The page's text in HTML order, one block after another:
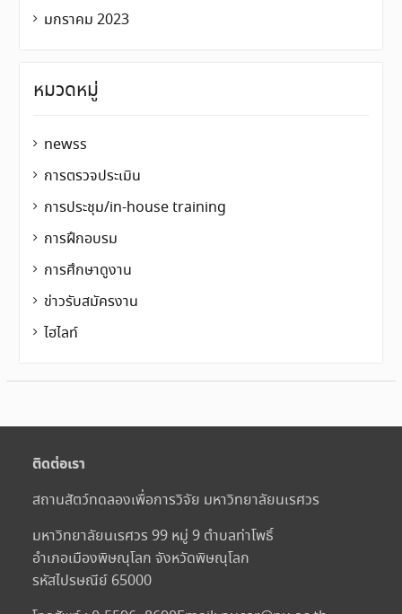
มกราคม 2023
หมวดหมู่
newss
การตรวจประเมิน
การประชุม/in-house training
การฝึกอบรม
การศึกษาดูงาน
ข่าวรับสมัครงาน
ไฮไลท์
ติดต่อเรา
สถานสัตว์ทดลองเพื่อการวิจัย มหาวิทยาลัยนเรศวร
มหาวิทยาลัยนเรศวร 99 หมู่ 9 ตำบลท่าโพธิ์
อำเภอเมืองพิษณุโลก จังหวัดพิษณุโลก
รหัสไปรษณีย์ 65000